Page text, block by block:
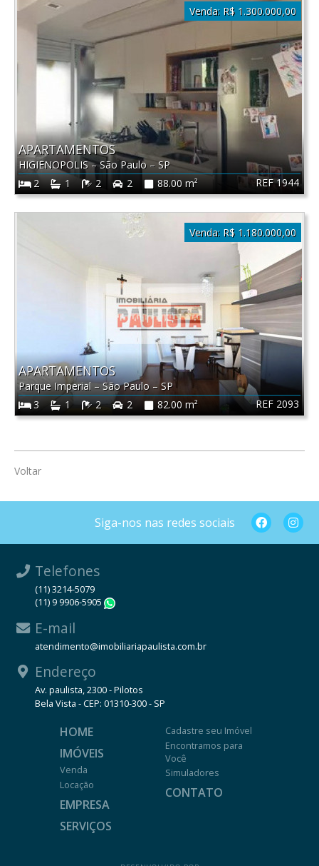
REF 1944
APARTAMENTOS
HIGIENOPOLIS–São Paulo – SP
2
1 2 2 88.00 m²
Venda: R$ 1.300.000,00
REF 2093
APARTAMENTOS
Parque Imperial–São Paulo– SP
3
1 2 2 82.00 m²
Venda: R$ 1.180.000,00
Voltar
Siga-nos nas redes sociais
Telefones
(11) 3214-5079
(11) 9 9906-5905
E-mail
atendimento@imobiliariapaulista.com.br
Endereço
Av. paulista, 2300 - Pilotos
Bela Vista - CEP: 01310-300 - SP
HOME
IMÓVEIS
Venda
Locação
EMPRESA
SERVIÇOS
Cadastre seu Imóvel
Encontramos para
Você
Simuladores
CONTATO